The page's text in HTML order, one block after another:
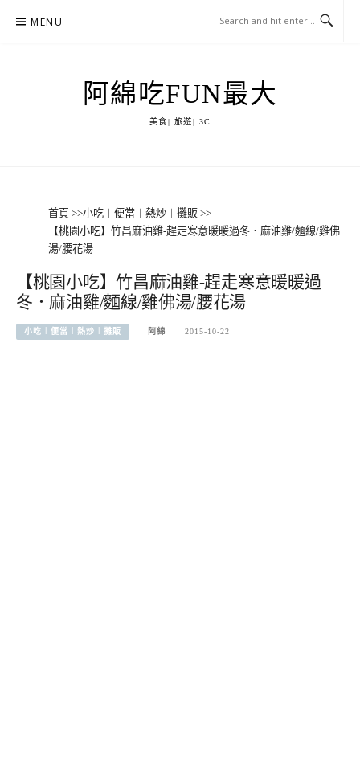
MENU
阿綿吃FUN最大
美食| 旅遊| 3C
首頁 >>小吃︱便當︱熱炒︱攤販 >>
【桃園小吃】竹昌麻油雞-趕走寒意暖暖過冬．麻油雞/麵線/雞佛
湯/腰花湯
【桃園小吃】竹昌麻油雞-趕走寒意暖暖過
冬．麻油雞/麵線/雞佛湯/腰花湯
小吃︱便當︱熱炒︱攤販 阿綿 2015-10-22